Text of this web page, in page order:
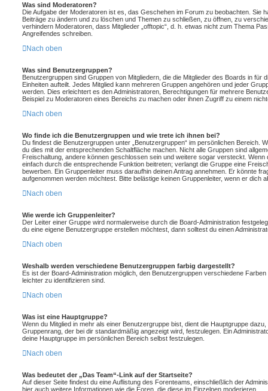
Was sind Moderatoren?
Die Aufgabe der Moderatoren ist es, das Geschehen im Forum zu beobachten. Sie
Beiträge zu ändern und zu löschen und Themen zu schließen, zu öffnen, zu
verhindern Moderatoren, dass Mitglieder „offtopic“, d. h. etwas nicht zum Thema
Angreifendes schreiben.
Nach oben
Was sind Benutzergruppen?
Benutzergruppen sind Gruppen von Mitgliedern, die die Mitglieder des Boards in für
Einheiten aufteilt. Jedes Mitglied kann mehreren Gruppen angehören und jeder
werden. Dies erleichtert es den Administratoren, Berechtigungen für mehrere
Beispiel zu Moderatoren eines Bereichs zu machen oder ihnen Zugriff zu einem
Nach oben
Wo finde ich die Benutzergruppen und wie trete ich ihnen bei?
Du findest die Benutzergruppen unter „Benutzergruppen“ im persönlichen Bereich.
du dies mit der entsprechenden Schaltfläche machen. Nicht alle Gruppen sind
Freischaltung, andere können geschlossen sein und weitere sogar versteckt. Wenn
einfach durch die entsprechende Funktion beitreten; verlangt die Gruppe eine
bewerben. Ein Gruppenleiter muss daraufhin deinen Antrag annehmen. Er könnte
aufgenommen werden möchtest. Bitte belästige keinen Gruppenleiter, wenn er dich
Nach oben
Wie werde ich Gruppenleiter?
Der Leiter einer Gruppe wird normalerweise durch die Board-Administration
du eine eigene Benutzergruppe erstellen möchtest, dann solltest du einen
Nach oben
Weshalb werden verschiedene Benutzergruppen farbig dargestellt?
Es ist der Board-Administration möglich, den Benutzergruppen verschiedene
leichter zu identifizieren sind.
Nach oben
Was ist eine Hauptgruppe?
Wenn du Mitglied in mehr als einer Benutzergruppe bist, dient die Hauptgruppe
Gruppenrang, der bei dir standardmäßig angezeigt wird, festzulegen. Ein
deine Hauptgruppe im persönlichen Bereich selbst festzulegen.
Nach oben
Was bedeutet der „Das Team“-Link auf der Startseite?
Auf dieser Seite findest du eine Auflistung des Forenteams, einschließlich der
hier auch weitere Informationen wie die Foren, die diese im Einzelnen moderieren.